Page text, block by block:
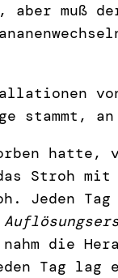
aber muß
von
stammt,
hatte,
Stroh
Jeden Tag
die
Tag